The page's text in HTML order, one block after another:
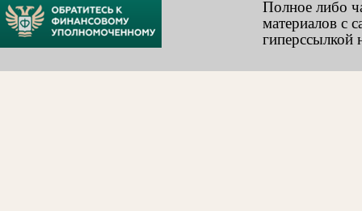
Полное либо
материалов с
гиперссылкой